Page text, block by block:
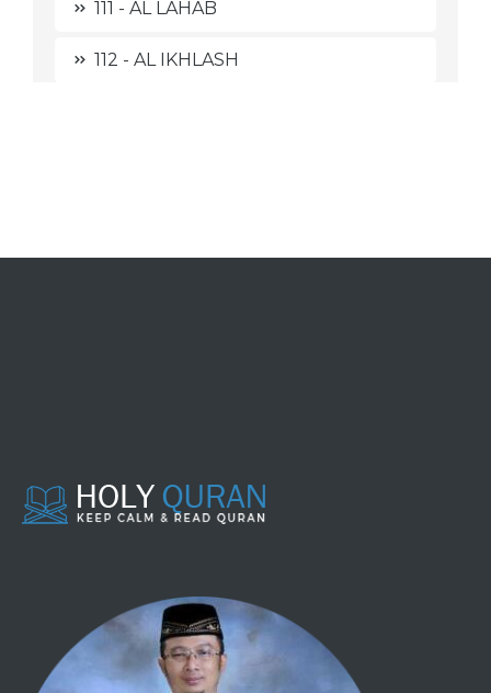
111 - AL LAHAB
112 - AL IKHLASH